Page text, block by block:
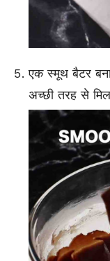
एक स्मूथ बैटर
अच्छी तरह से